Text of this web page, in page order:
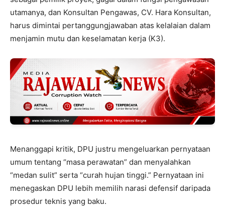
utamanya, dan Konsultan Pengawas, CV. Hara Konsultan,
harus dimintai pertanggungjawaban atas kelalaian dalam
menjamin mutu dan keselamatan kerja (K3).
Menanggapi kritik, DPU justru mengeluarkan pernyataan
umum tentang “masa perawatan” dan menyalahkan
“medan sulit” serta “curah hujan tinggi.” Pernyataan ini
menegaskan DPU lebih memilih narasi defensif daripada
prosedur teknis yang baku.